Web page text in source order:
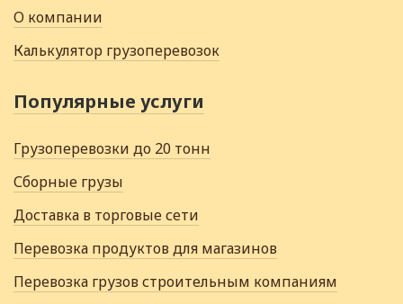
О компании
Калькулятор грузоперевозок
Популярные услуги
Грузоперевозки до 20 тонн
Сборные грузы
Доставка в торговые сети
Перевозка продуктов для магазинов
Перевозка грузов строительным компаниям